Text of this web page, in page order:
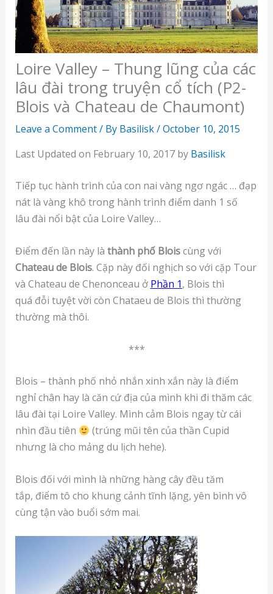
Loire Valley – Thung lũng của các
lâu đài trong truyện cổ tích (P2-
Blois và Chateau de Chaumont)
Leave a Comment/ By Basilisk/October 10, 2015
Last Updated on February 10, 2017 by Basilisk
Tiếp tục hành trình của con nai vàng ngơ ngác … đạp
nát là vàng khô trong hành trình điểm danh 1 số
lâu đài nổi bật của Loire Valley…
Điểm đến lần này là thành phố Bloiscùng với
Chateau de Blois. Cặp này đối nghịch so với cặp Tour
và Chateau de Chenonceau ở Phần 1, Blois thì
quá đỗi tuyệt vời còn Chataeu de Blois thì thường
thường mà thôi.
***
Blois – thành phố nhỏ nhắn xinh xắn này là điểm
nghỉ chân hay là căn cứ địa của mình khi đi thăm các
lâu đài tại Loire Valley. Mình cảm Blois ngay từ cái
nhìn đầu tiên
(trúng mũi tên của thần Cupid
nhưng là cho mảng du lịch hehe).
Blois đối với mình là những hàng cây đều tăm
tắp, điểm tô cho khung cảnh tĩnh lặng, yên bình vô
cùng tận vào buổi sớm mai.